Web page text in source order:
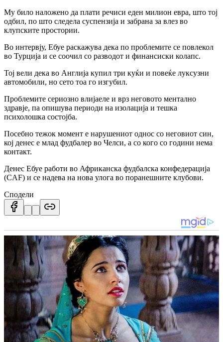
Му било наложено да плати речиси еден милион евра, што тој
одбил, по што следела суспензија и забрана за влез во
клупските простории.
Во интервју, Ебуе раскажува дека по проблемите се повлекол
во Турција и се соочил со разводот и финансиски колапс.
Тој вели дека во Англија купил три куќи и повеќе луксузни
автомобили, но сето тоа го изгубил.
Проблемите сериозно влијаеле и врз неговото ментално
здравје, па опишува периоди на изолација и тешка
психолошка состојба.
Посебно тежок момент е нарушениот однос со неговиот син,
кој денес е млад фудбалер во Челси, а со кого со години нема
контакт.
Денес Ебуе работи во Африканска фудбалска конфедерација
(CAF) и се надева на нова улога во поранешните клубови.
Сподели